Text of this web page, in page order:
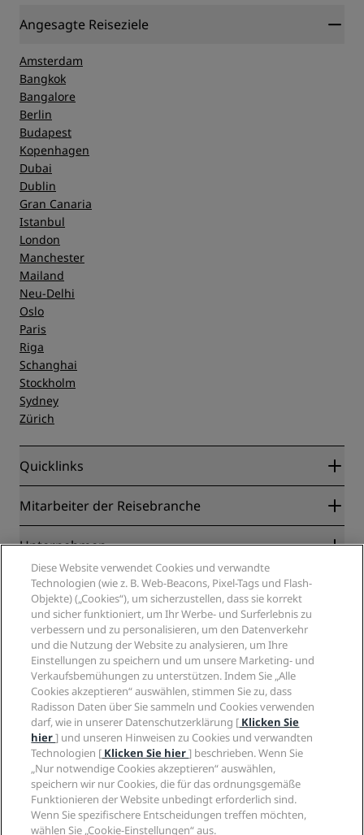
Angesagte Reiseziele
Amsterdam
Bangkok
Bangalore
Berlin
Budapest
Kopenhagen
Dubai
Dublin
Gran Canaria
Istanbul
London
Manchester
Mailand
Neu-Delhi
Oslo
Paris
Riga
Schanghai
Stockholm
Sydney
Zürich
Quicklinks
Radisson Rewards
Blog
Neue und aufstrebende Hotels
Radisson Hotels APP
„Sports Approved“-Hotels
Familienfreundliche Hotels
Gesundheit & Sicherheit
Mitarbeiter der Reisebranche
Partner
Reisebüros
Unternehmen
Radisson Hotel Group
Medien
Karriere RHG
Karriere PPHE
Karrieren EHL
The Club by RHG
Entwicklungsmöglichkeiten
Responsible Business – Unser Engagement
Einkauf
Rechtliches
Privacy Centre
Rechtliche Hinweise
Radisson Rewards Geschäftsbedingungen
Website-Nutzungsvereinbarung
Digitale Barrierefreiheit
Moderne Sklaverei – Erklärung
Hilfe
Verbrauchermeldungen
Kontakt
FAQ
Inhaltsübersicht
Soziale Medien
Marken von Radisson Hotels
Diese Website verwendet Cookies und verwandte
Technologien (wie z. B. Web-Beacons, Pixel-Tags und Flash-
Objekte) („Cookies“), um sicherzustellen, dass sie korrekt
und sicher funktioniert, um Ihr Werbe- und Surferlebnis zu
verbessern und zu personalisieren, um den Datenverkehr
und die Nutzung der Website zu analysieren, um Ihre
Einstellungen zu speichern und um unsere Marketing- und
Verkaufsbemühungen zu unterstützen. Indem Sie „Alle
Cookies akzeptieren“ auswählen, stimmen Sie zu, dass
Radisson Daten über Sie sammeln und Cookies verwenden
darf, wie in unserer Datenschutzerklärung [ Klicken Sie
hier] und unseren Hinweisen zu Cookies und verwandten
Technologien [ Klicken Sie hier] beschrieben. Wenn Sie
„Nur notwendige Cookies akzeptieren“ auswählen,
speichern wir nur Cookies, die für das ordnungsgemäße
Funktionieren der Website unbedingt erforderlich sind.
Wenn Sie spezifischere Entscheidungen treffen möchten,
wählen Sie „Cookie-Einstellungen“ aus.